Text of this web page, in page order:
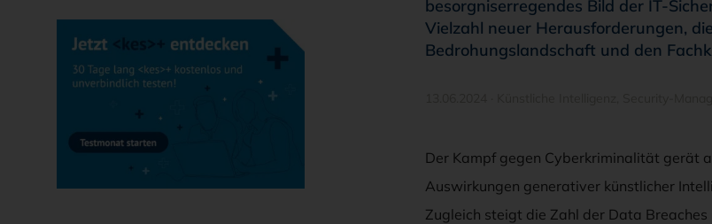
besorgniserregendes Bild der IT-
Vielzahl neuer Herausforderungen,
Bedrohungslandschaft und den
Der Kampf gegen Cyberkriminalität gerät
Auswirkungen generativer künstlicher
Zugleich steigt die Zahl der Data